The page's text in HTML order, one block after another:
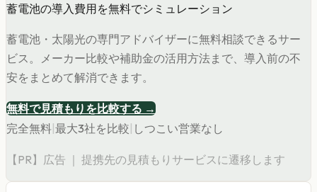
蓄電池の導入費用を無料でシミュレーション
蓄電池・太陽光の専門アドバイザーに無料相談できるサー
ビス。メーカー比較や補助金の活用方法まで、導入前の不
安をまとめて解消できます。
無料で見積もりを比較する →
完全無料 最大3社を比較 しつこい営業なし
【PR】広告 ｜ 提携先の見積もりサービスに遷移します